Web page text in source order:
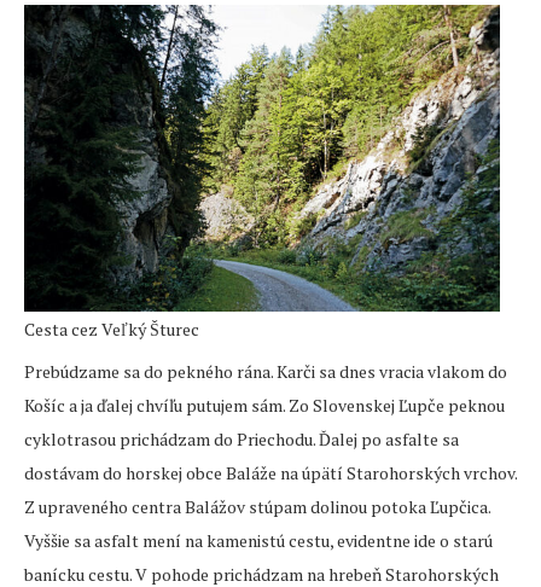
Cesta cez Veľký Šturec
Prebúdzame sa do pekného rána. Karči sa dnes vracia vlakom do
Košíc a ja ďalej chvíľu putujem sám. Zo Slovenskej Ľupče peknou
cyklotrasou prichádzam do Priechodu. Ďalej po asfalte sa
dostávam do horskej obce Baláže na úpätí Starohorských vrchov.
Z upraveného centra Balážov stúpam dolinou potoka Ľupčica.
Vyššie sa asfalt mení na kamenistú cestu, evidentne ide o starú
banícku cestu. V pohode prichádzam na hrebeň Starohorských